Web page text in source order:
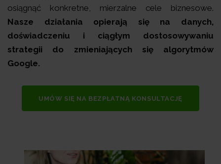
osiągnąć konkretne, mierzalne cele biznesowe.
Nasze działania opierają się na danych,
doświadczeniu i ciągłym dostosowywaniu
strategii do zmieniających się algorytmów
Google.
UMÓW SIĘ NA BEZPŁATNĄ KONSULTACJĘ